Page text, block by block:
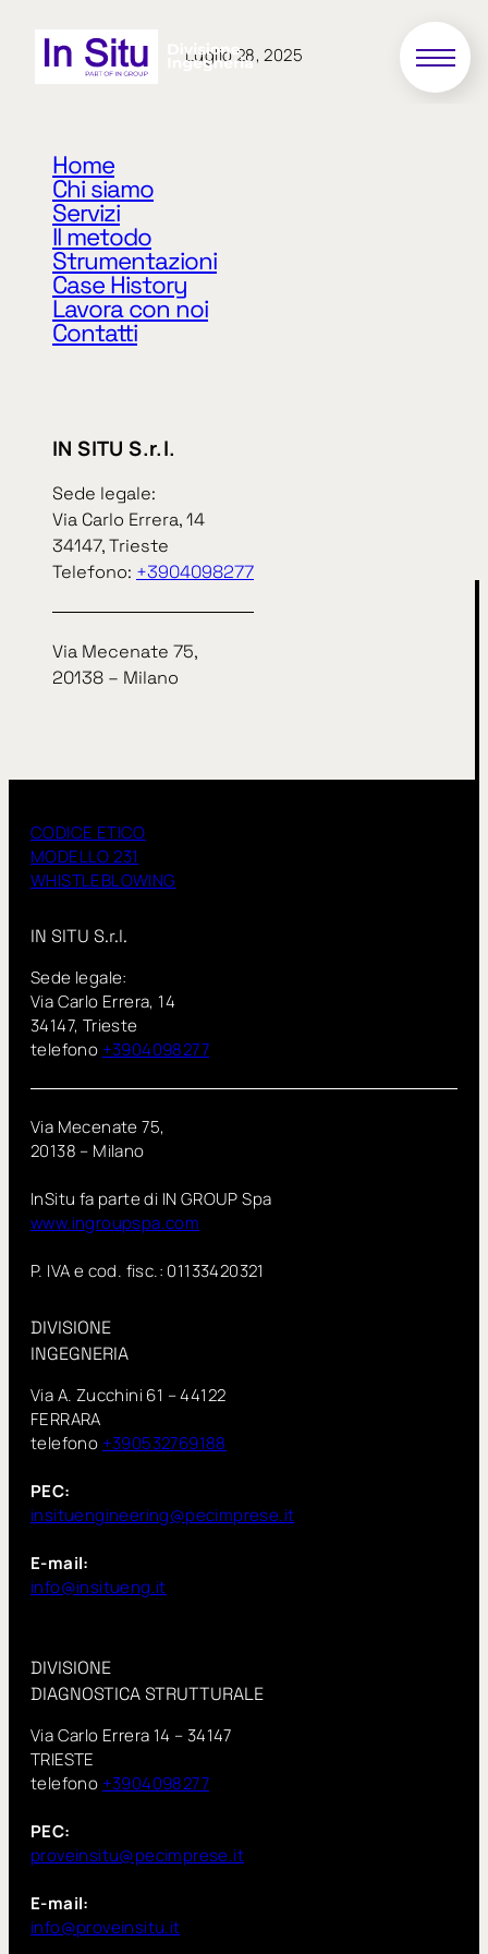
Home
Chi siamo
Servizi
Il metodo
Strumentazioni
Case History
Lavora con noi
Contatti
IN SITU S.r.l.
Sede legale:
Via Carlo Errera, 14
34147, Trieste
Telefono: +3904098277
Via Mecenate 75,
20138 – Milano
Luglio 28, 2025
Incarico di collaudo strutturale degli interventi di
ripristino e recupero del cminitero di Cividale in
Comune di Mirandola (MO)
CODICE ETICO
MODELLO 231
WHISTLEBLOWING
IN SITU S.r.l.
Sede legale:
Via Carlo Errera, 14
34147, Trieste
telefono +3904098277
Via Mecenate 75,
20138 – Milano
InSitu fa parte di IN GROUP Spa
www.ingroupspa.com
P. IVA e cod. fisc.: 01133420321
DIVISIONE
INGEGNERIA
Via A. Zucchini 61 – 44122
FERRARA
telefono +390532769188
PEC:
insituengineering@pecimprese.it
E-mail:
info@insitueng.it
DIVISIONE
DIAGNOSTICA STRUTTURALE
Via Carlo Errera 14 – 34147
TRIESTE
telefono +3904098277
PEC:
proveinsitu@pecimprese.it
E-mail:
info@proveinsitu.it